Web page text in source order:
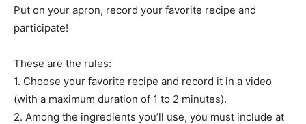
Put on your apron, record your favorite recipe and
participate!
These are the rules:
1. Choose your favorite recipe and record it in a video
(with a maximum duration of 1 to 2 minutes).
2. Among the ingredients you’ll use, you must include at